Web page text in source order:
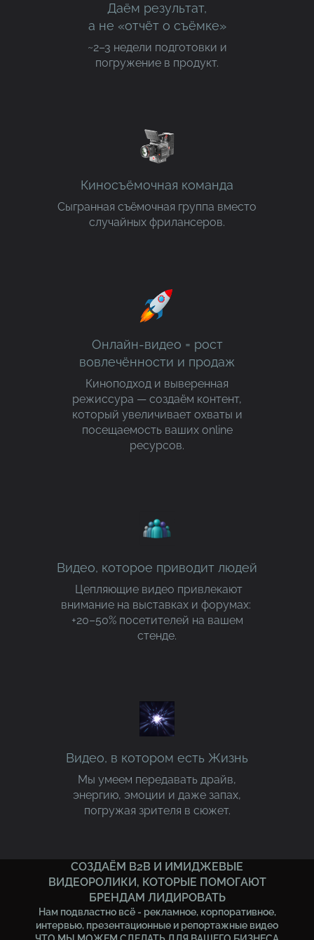
Даём результат,
а не «отчёт о съёмке»
~2–3 недели подготовки и
погружение в продукт.
Киносъёмочная команда
Сыгранная съёмочная группа вместо
случайных фрилансеров.
Онлайн-видео = рост
вовлечённости и продаж
Киноподход и выверенная
режиссура — создаём контент,
который увеличивает охваты и
посещаемость ваших online
ресурсов.
Видео, которое приводит людей
Цепляющие видео привлекают
внимание на выставках и форумах:
+20–50% посетителей на вашем
стенде.
Видео, в котором есть Жизнь
Мы умеем передавать драйв,
энергию, эмоции и даже запах,
погружая зрителя в сюжет.
СОЗДАЁМ B2B И ИМИДЖЕВЫЕ
ВИДЕОРОЛИКИ, КОТОРЫЕ ПОМОГАЮТ
БРЕНДАМ ЛИДИРОВАТЬ
Нам подвластно всё - рекламное, корпоративное,
интервью, презентационные и репортажные видео